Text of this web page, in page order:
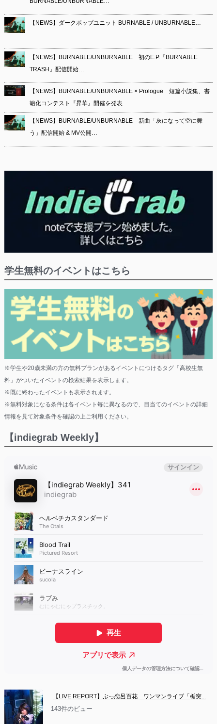
【NEWS】ダークポップユニット BURNABLE / UNBURNABLE…
【NEWS】BURNABLE/UNBURNABLE 初のE.P.『BURNABLE
TRASH』配信開始…
【NEWS】BURNABLE/UNBURNABLE × Prologue 短篇小説集、書
籍化コンテスト『昇華』開催を発表
【NEWS】BURNABLE/UNBURNABLE 新曲「灰になって空に舞
う」配信開始 & MV公開…
学生無料のイベントはこちら
※学生や20歳未満の方の無料プランがあるイベントにつけるタグ「高校生無
料」がついたイベントの検索結果を表示します。
※既に終わったイベントも表示されます。
※無料対象になる条件は各イベント毎に異なるので、目当てのイベントの詳細
情報を見て対象条件を確認の上ご利用ください。
【indiegrab Weekly】
【LIVE REPORT】ぶっ恋呂百花　ワンマンライブ「楯突...
143件のビュー